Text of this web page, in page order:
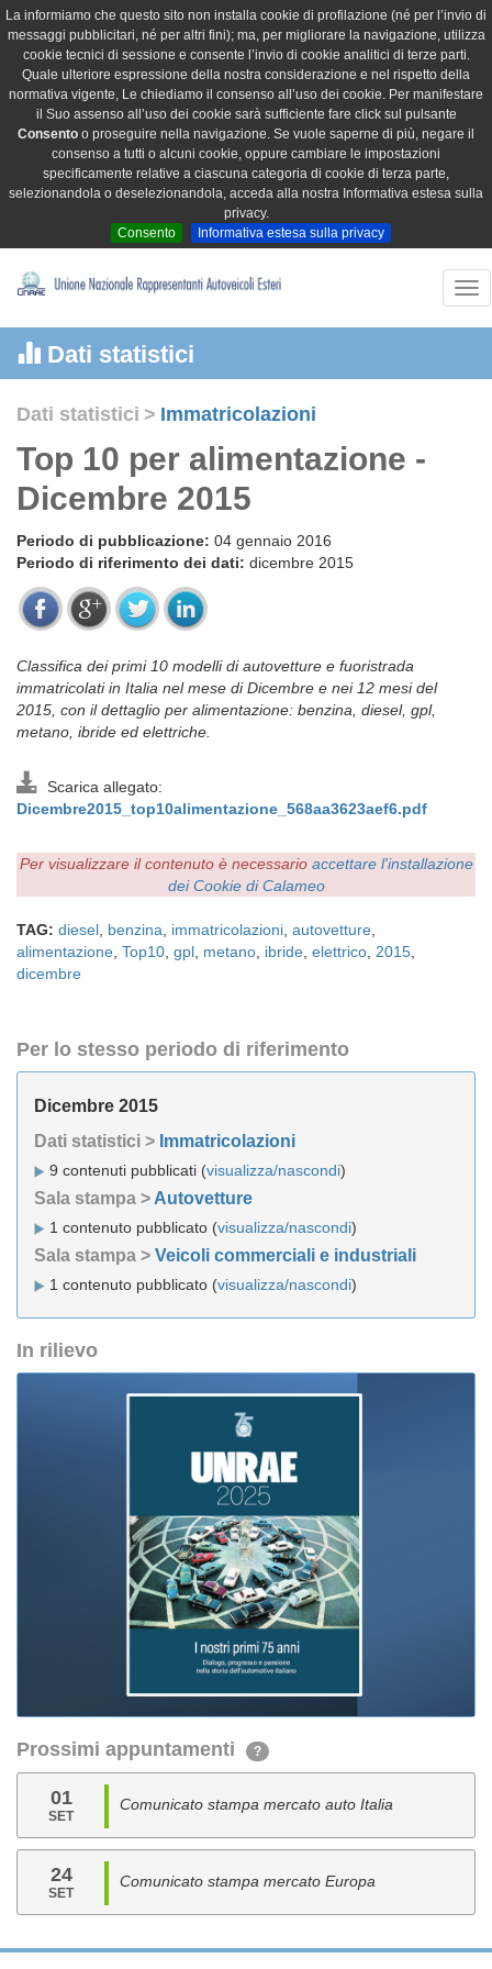
La informiamo che questo sito non installa cookie di profilazione (né per l’invio di
messaggi pubblicitari, né per altri fini); ma, per migliorare la navigazione, utilizza
cookie tecnici di sessione e consente l’invio di cookie analitici di terze parti.
Quale ulteriore espressione della nostra considerazione e nel rispetto della
normativa vigente, Le chiediamo il consenso all’uso dei cookie. Per manifestare
il Suo assenso all’uso dei cookie sarà sufficiente fare click sul pulsante
Consento o proseguire nella navigazione. Se vuole saperne di più, negare il
consenso a tutti o alcuni cookie, oppure cambiare le impostazioni
specificamente relative a ciascuna categoria di cookie di terza parte,
selezionandola o deselezionandola, acceda alla nostra Informativa estesa sulla
privacy.
Consento
Informativa estesa sulla privacy
Dati statistici
Dati statistici > Immatricolazioni
Top 10 per alimentazione -
Dicembre 2015
Periodo di pubblicazione: 04 gennaio 2016
Periodo di riferimento dei dati: dicembre 2015
Classifica dei primi 10 modelli di autovetture e fuoristrada
immatricolati in Italia nel mese di Dicembre e nei 12 mesi del
2015, con il dettaglio per alimentazione: benzina, diesel, gpl,
metano, ibride ed elettriche.
Scarica allegato:
Dicembre2015_top10alimentazione_568aa3623aef6.pdf
Per visualizzare il contenuto è necessario accettare l'installazione
dei Cookie di Calameo
TAG: diesel benzina immatricolazioni autovetture
alimentazione Top10 gpl metano ibride elettrico 2015
dicembre
Per lo stesso periodo di riferimento
Dicembre 2015
Dati statistici > Immatricolazioni
9 contenuti pubblicati (visualizza/nascondi)
Sala stampa > Autovetture
1 contenuto pubblicato (visualizza/nascondi)
Sala stampa > Veicoli commerciali e industriali
1 contenuto pubblicato (visualizza/nascondi)
In rilievo
Prossimi appuntamenti ?
01
SET
Comunicato stampa mercato auto Italia
24
SET
Comunicato stampa mercato Europa